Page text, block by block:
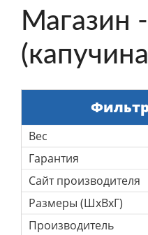
Магазин
Вес
Гарантия
Сайт производителя
Размеры (ШхВхГ)
Производитель